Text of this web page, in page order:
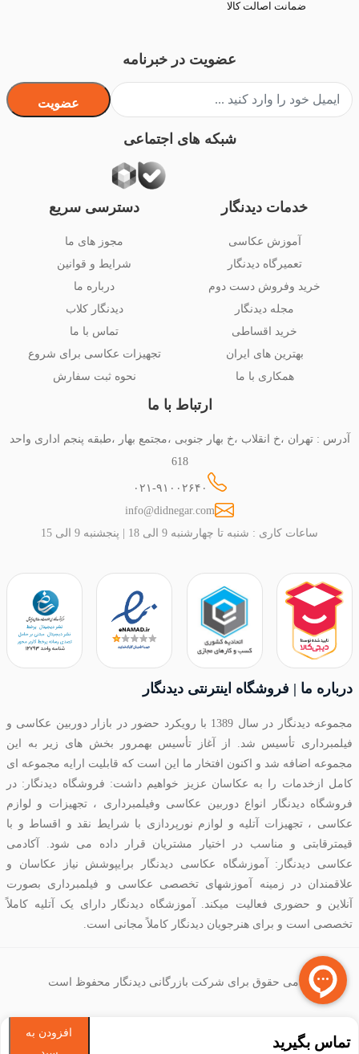
تماس بگیرید
افزودن به
ضمانت اصالت کالا
خدمات دیدنگار
آموزش عکاسی
تعمیرگاه دیدنگار
خرید وفروش دست دوم
مجله دیدنگار
خرید اقساطی
بهترین های ایران
همکاری با ما
دسترسی سریع
مجوز های ما
شرایط و قوانین
درباره ما
دیدنگار کلاب
تماس با ما
تجهیزات عکاسی برای شروع
نحوه ثبت سفارش
ارتباط با ما
آدرس : تهران ،خ انقلاب ،خ بهار جنوبی ،مجتمع بهار ،طبقه پنجم اداری واحد
618
۰۲۱-۹۱۰۰۲۶۴۰
info@didnegar.com
ساعات کاری : شنبه تا چهارشنبه 9 الی 18 | پنجشنبه 9 الی 15
عضویت در خبرنامه
عضویت
شبکه های اجتماعی
درباره ما | فروشگاه اینترنتی دیدنگار
مجموعه دیدنگار در سال 1389 با رویکرد حضور در بازار دوربین عکاسی و
فیلمبرداری تأسیس شد. از آغاز تأسیس بهمرور بخش های زیر به این
مجموعه اضافه شد و اکنون افتخار ما این است که قابلیت ارایه مجموعه ای
کامل ازخدمات را به عکاسان عزیز خواهیم داشت: فروشگاه دیدنگار: در
فروشگاه دیدنگار انواع دوربین عکاسی وفیلمبرداری ، تجهیزات و لوازم
عکاسی ، تجهیزات آتلیه و لوازم نورپردازی با شرایط نقد و اقساط و با
قیمترقابتی و مناسب در اختیار مشتریان قرار داده می شود. آکادمی
عکاسی دیدنگار: آموزشگاه عکاسی دیدنگار برایپوشش نیاز عکاسان و
علاقمندان در زمینه آموزشهای تخصصی عکاسی و فیلمبرداری بصورت
آنلاین و حضوری فعالیت میکند. آموزشگاه دیدنگار دارای یک آتلیه کاملاً
تخصصی است و برای هنرجویان دیدنگار کاملاً مجانی است.
تمامی حقوق برای شرکت بازرگانی دیدنگار محفوظ است